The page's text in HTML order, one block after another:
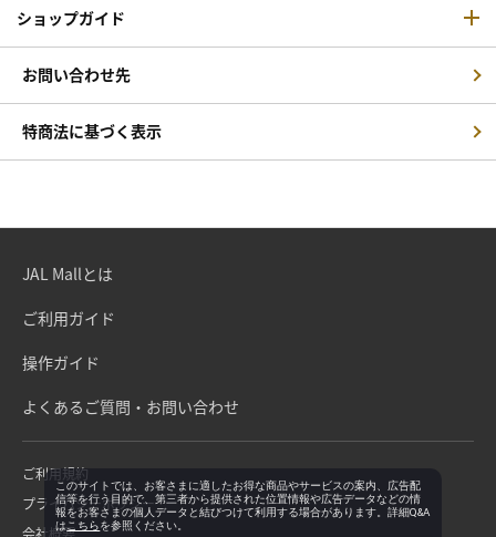
ショップガイド
お問い合わせ先
特商法に基づく表示
JAL Mallとは
ご利用ガイド
操作ガイド
よくあるご質問・お問い合わせ
ご利用規約
プライバシーポリシー
会社概要
このサイトでは、お客さまに適したお得な商品やサービスの案内、広告配
信等を行う目的で、第三者から提供された位置情報や広告データなどの情
報をお客さまの個人データと結びつけて利用する場合があります。詳細Q&A
はこちらを参照ください。